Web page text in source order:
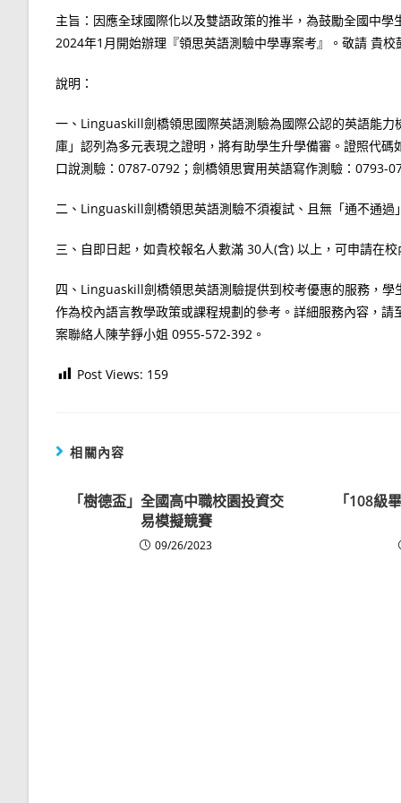
主旨：因應全球國際化以及雙語政策的推半，為鼓勵全國中
2024年1月開始辦理『領思英語測驗中學專案考』。敬請 貴
說明：
一、Linguaskill劍橋領思國際英語測驗為國際公認的英語能
庫」認列為多元表現之證明，將有助學生升學備審。證照代
口說測驗：0787-0792；劍橋領思實用英語寫作測驗：0793-
二、Linguaskill劍橋領思英語測驗不須複試、且無「通不通
三、自即日起，如貴校報名人數滿 30人(含) 以上，可申請在
四、Linguaskill劍橋領思英語測驗提供到校考優惠的服務，
作為校內語言教學政策或課程規劃的參考。詳細服務內容，
案聯絡人陳芋錚小姐 0955-572-392。
Post Views: 159
相關內容
「樹德盃」全國高中職校園投資交
易模擬競賽
09/26/2023
「108級